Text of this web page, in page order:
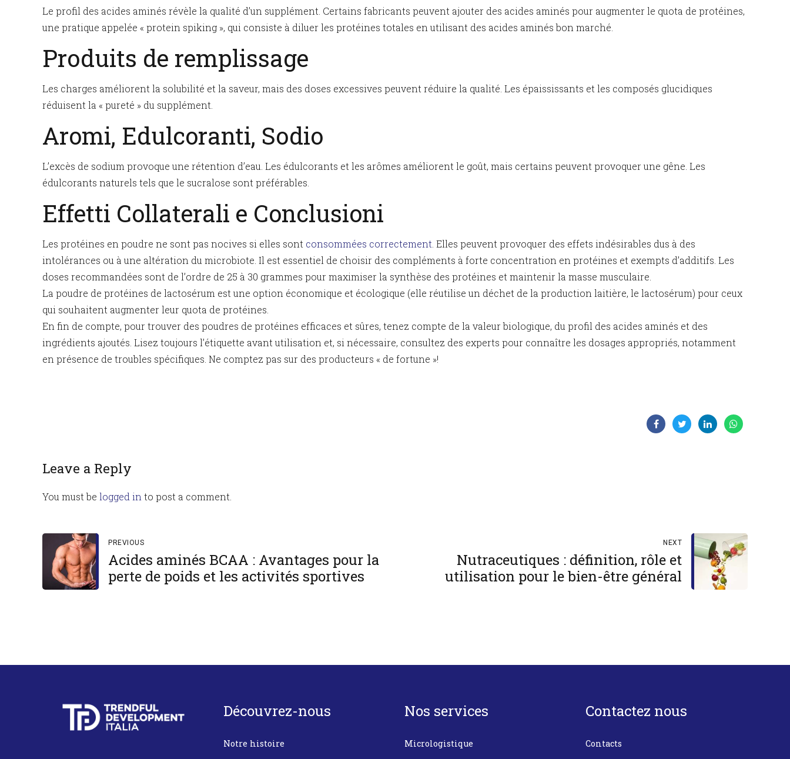
Le profil des acides aminés révèle la qualité d’un supplément. Certains fabricants peuvent ajouter des acides aminés pour augmenter le quota de protéines,
une pratique appelée « protein spiking », qui consiste à diluer les protéines totales en utilisant des acides aminés bon marché.
Produits de remplissage
Les charges améliorent la solubilité et la saveur, mais des doses excessives peuvent réduire la qualité. Les épaississants et les composés glucidiques
réduisent la « pureté » du supplément.
Aromi, Edulcoranti, Sodio
L’excès de sodium provoque une rétention d’eau. Les édulcorants et les arômes améliorent le goût, mais certains peuvent provoquer une gêne. Les
édulcorants naturels tels que le sucralose sont préférables.
Effetti Collaterali e Conclusioni
Les protéines en poudre ne sont pas nocives si elles sont consommées correctement . Elles peuvent provoquer des effets indésirables dus à des
intolérances ou à une altération du microbiote. Il est essentiel de choisir des compléments à forte concentration en protéines et exempts d’additifs. Les
doses recommandées sont de l’ordre de 25 à 30 grammes pour maximiser la synthèse des protéines et maintenir la masse musculaire.
La poudre de protéines de lactosérum est une option économique et écologique (elle réutilise un déchet de la production laitière, le lactosérum) pour ceux
qui souhaitent augmenter leur quota de protéines.
En fin de compte, pour trouver des poudres de protéines efficaces et sûres, tenez compte de la valeur biologique, du profil des acides aminés et des
ingrédients ajoutés. Lisez toujours l’étiquette avant utilisation et, si nécessaire, consultez des experts pour connaître les dosages appropriés, notamment
en présence de troubles spécifiques. Ne comptez pas sur des producteurs « de fortune »!
Leave a Reply
You must be logged into post a comment.
PREVIOUS
Acides aminés BCAA : Avantages pour la
perte de poids et les activités sportives
NEXT
Nutraceutiques : définition, rôle et
utilisation pour le bien-être général
Découvrez-nous
Notre histoire
Nos services
Micrologistique
Contactez nous
Contacts